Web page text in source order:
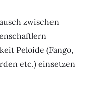
zwischen
Peloide (Fango,
etc.) einsetzen